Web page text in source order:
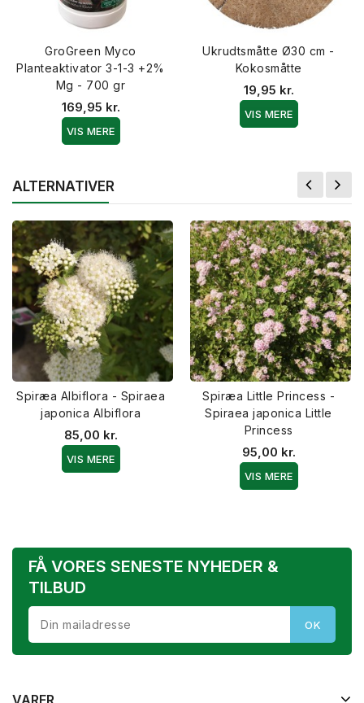
GroGreen Myco
Planteaktivator 3-1-3 +2%
Mg - 700 gr
169,95 kr.
VIS MERE
Ukrudtsmåtte Ø30 cm -
Kokosmåtte
19,95 kr.
VIS MERE
ALTERNATIVER
Spiræa Albiflora - Spiraea
japonica Albiflora
85,00 kr.
VIS MERE
Spiræa Little Princess -
Spiraea japonica Little
Princess
95,00 kr.
VIS MERE
FÅ VORES SENESTE NYHEDER &
TILBUD
VARER